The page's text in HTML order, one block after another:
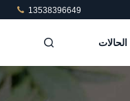
13538396649
الحالات